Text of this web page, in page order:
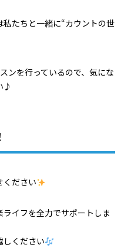
たちと一緒に“カウントの世
ンを行っているので、気にな
♪
ください
イフを全力でサポートしま
しください